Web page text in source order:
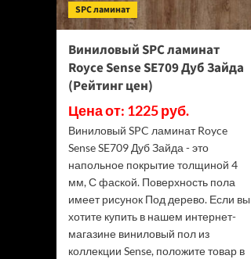
SPC ламинат
Виниловый SPC ламинат
Royce Sense SE709 Дуб Зайда
(Рейтинг цен)
Цена от: 1225 руб.
Виниловый SPC ламинат Royce
Sense SE709 Дуб Зайда - это
напольное покрытие толщиной 4
мм, С фаской. Поверхность пола
имеет рисунок Под дерево. Если вы
хотите купить в нашем интернет-
магазине виниловый пол из
коллекции Sense, положите товар в